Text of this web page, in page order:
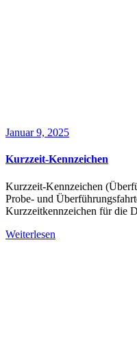
Januar 9, 2025
Kurzzeit-Kennzeichen
Kurzzeit-Kennzeichen
Probe- und
Kurzzeitkennzeichen für die
Weiterlesen